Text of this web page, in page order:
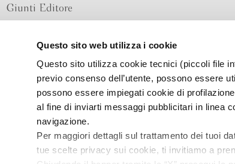
Questo sito web utilizza i cookie
Questo sito utilizza cookie tecnici (piccoli file
previo consenso dell’utente, possono essere
possono essere impiegati cookie di
al fine di inviarti messaggi pubblicitari in linea
navigazione.
Per maggiori dettagli sul trattamento dei tuoi
tue scelte privacy sui cookie, ti invitiamo a
Giunti Editore
Via Bolognese 165,
50139 Firenze
Via G.B.Pirelli 30,
20124 Milano
Numero
Imprese di Milano
Informativa sulla